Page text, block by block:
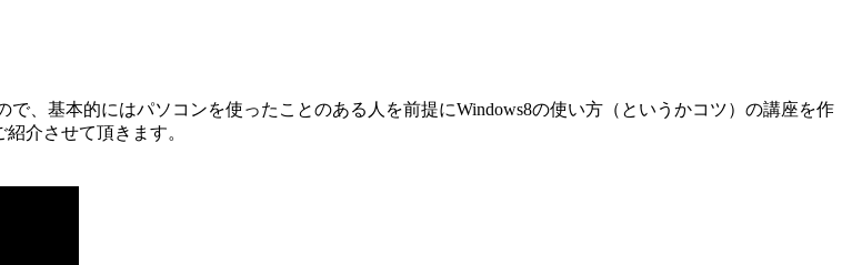
、基本的にはパソコンを使ったことのある人を前提にWindows8の使い方（というかコツ）の講座を作
介させて頂きます。